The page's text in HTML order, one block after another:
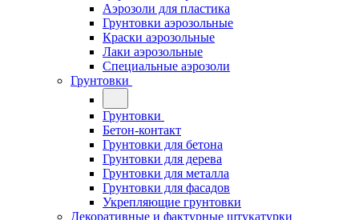
Аэрозоли для пластика
Грунтовки аэрозольные
Краски аэрозольные
Лаки аэрозольные
Специальные аэрозоли
Грунтовки
Грунтовки
Бетон-контакт
Грунтовки для бетона
Грунтовки для дерева
Грунтовки для металла
Грунтовки для фасадов
Укрепляющие грунтовки
Декоративные и фактурные штукатурки